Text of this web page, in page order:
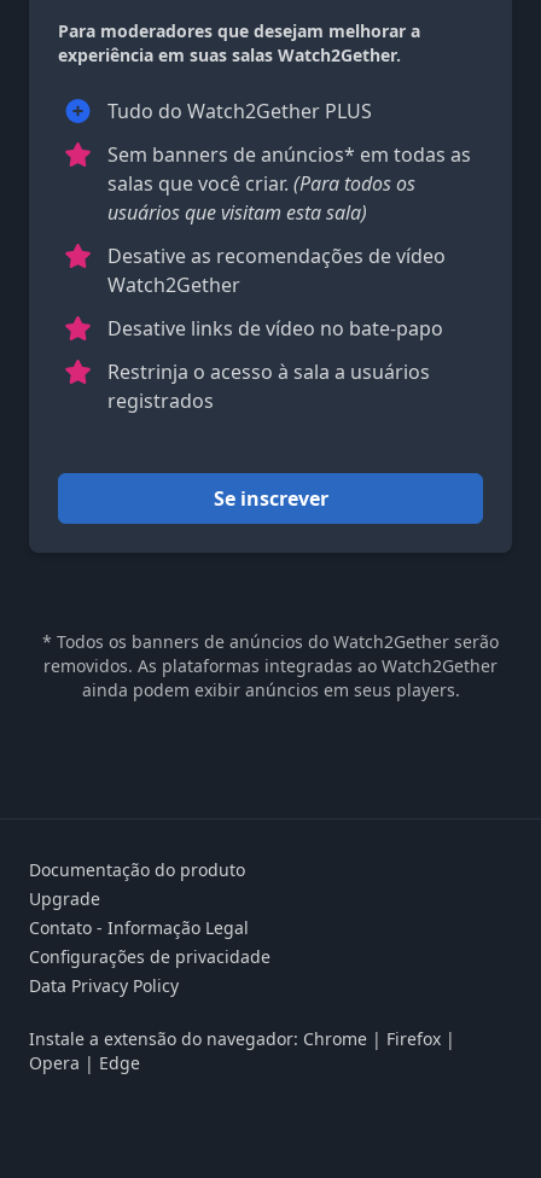
Para moderadores que desejam melhorar a
experiência em suas salas Watch2Gether.
Tudo do Watch2Gether PLUS
Sem banners de anúncios* em todas as
salas que você criar. (Para todos os
usuários que visitam esta sala)
Desative as recomendações de vídeo
Watch2Gether
Desative links de vídeo no bate-papo
Restrinja o acesso à sala a usuários
registrados
Se inscrever
* Todos os banners de anúncios do Watch2Gether serão
removidos. As plataformas integradas ao Watch2Gether
ainda podem exibir anúncios em seus players.
Documentação do produto
Upgrade
Contato - Informação Legal
Configurações de privacidade
Data Privacy Policy
Instale a extensão do navegador: Chrome | Firefox |
Opera | Edge